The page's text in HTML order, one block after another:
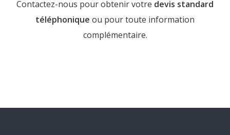
Contactez-nous pour obtenir votre devis standard
téléphonique ou pour toute information
complémentaire.